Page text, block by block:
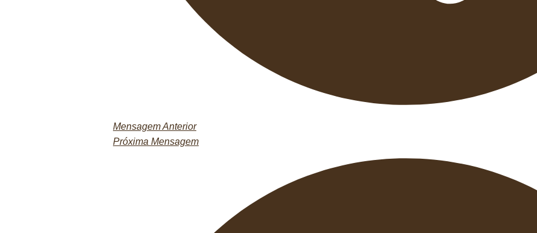
Mensagem Anterior
Próxima Mensagem